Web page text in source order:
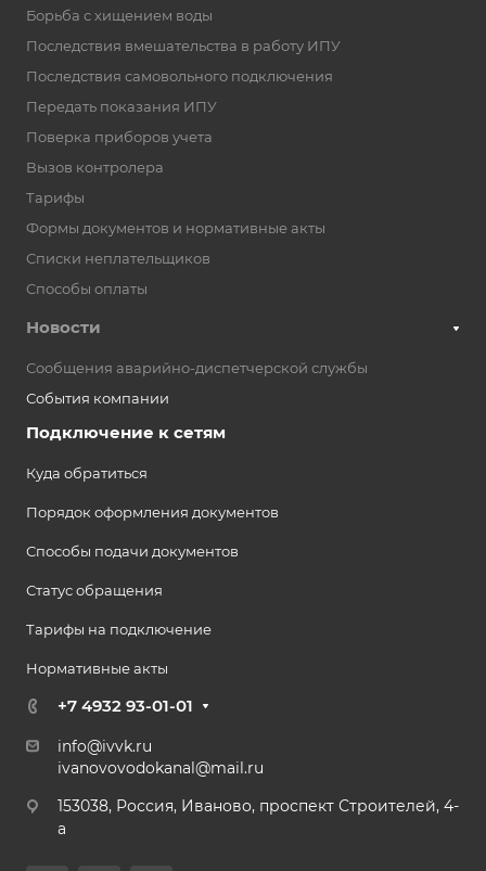
Борьба с хищением воды
Последствия вмешательства в работу ИПУ
Последствия самовольного подключения
Передать показания ИПУ
Поверка приборов учета
Вызов контролера
Тарифы
Формы документов и нормативные акты
Списки неплательщиков
Способы оплаты
Новости
Сообщения аварийно-диспетчерской службы
События компании
Подключение к сетям
Куда обратиться
Порядок оформления документов
Способы подачи документов
Статус обращения
Тарифы на подключение
Нормативные акты
+7 4932 93-01-01
info@ivvk.ru
ivanovovodokanal@mail.ru
153038, Россия, Иваново, проспект Строителей, 4-
а